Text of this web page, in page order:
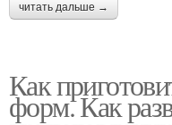
читать дальше →
Как
форм. Как